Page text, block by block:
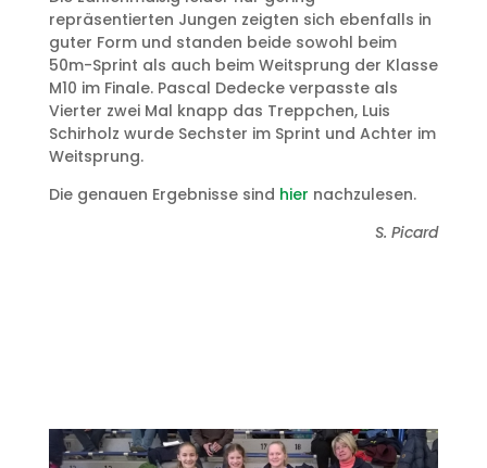
repräsentierten Jungen zeigten sich ebenfalls in
guter Form und standen beide sowohl beim
50m-Sprint als auch beim Weitsprung der Klasse
M10 im Finale. Pascal Dedecke verpasste als
Vierter zwei Mal knapp das Treppchen, Luis
Schirholz wurde Sechster im Sprint und Achter im
Weitsprung.
Die genauen Ergebnisse sind hier nachzulesen.
S. Picard